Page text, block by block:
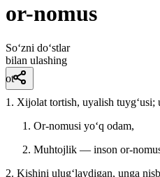
or-nomus
So‘zni do‘stlar
bilan ulashing
ot
1. Xijolat tortish, uyalish tuygʻusi;
Or-nomusi yoʻq odam,
Muhtojlik — inson or-
2. Kishini ulugʻlaydigan, unga